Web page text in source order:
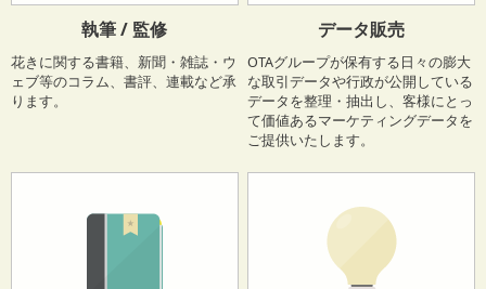
ご紹介いただきました。
園芸文化の普及に尽力されている同協会に、このように本をご紹
介いただけましたことを、大変光栄に存じます。
執筆 / 監修
花きに関する書籍、新聞・雑誌・ウ
ェブ等のコラム、書評、連載など承
ります。
データ販売
OTAグループが保有する日々の膨大
な取引データや行政が公開している
データを整理・抽出し、客様にとっ
て価値あるマーケティングデータを
ご提供いたします。